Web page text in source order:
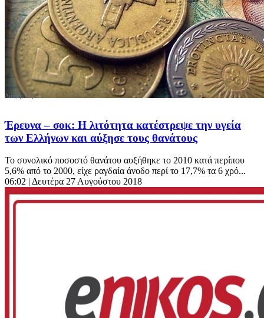
Έρευνα – σοκ: Η λιτότητα κατέστρεψε την υγεία
των Ελλήνων και αύξησε τους θανάτους
Το συνολικό ποσοστό θανάτου αυξήθηκε το 2010 κατά περίπου
5,6% από το 2000, είχε ραγδαία άνοδο περί το 17,7% τα 6 χρό...
06:02 | Δευτέρα 27 Αυγούστου 2018